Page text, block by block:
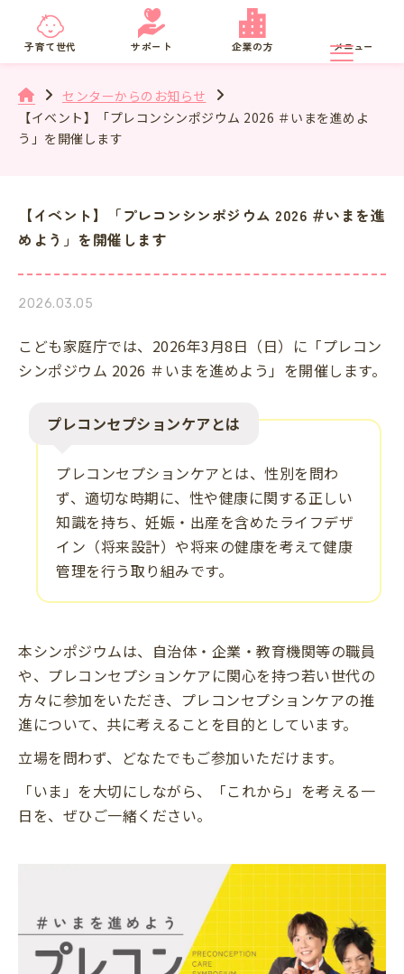
京都府
子育て世代 サポート 企業の方 メニュー
センターからのお知らせ
【イベント】「プレコンシンポジウム 2026 ＃いまを進めよ
う」を開催します
【イベント】「プレコンシンポジウム 2026 ＃いまを進
めよう」を開催します
2026.03.05
こども家庭庁では、2026年3月8日（日）に「プレコン
シンポジウム 2026 ＃いまを進めよう」を開催します。​
プレコンセプションケアとは
プレコンセプションケアとは、性別を問わ
ず、適切な時期に、性や健康に関する正しい
知識を持ち、妊娠・出産を含めたライフデザ
イン（将来設計）や将来の健康を考えて健康
管理を行う取り組みです。
本シンポジウムは、自治体・企業・教育機関等の職員
や、プレコンセプションケアに関心を持つ若い世代の
方々に参加をいただき、プレコンセプションケアの推
進について、共に考えることを目的としています。
立場を問わず、どなたでもご参加いただけます。​
「いま」を大切にしながら、「これから」を考える一
日を、ぜひご一緒ください。